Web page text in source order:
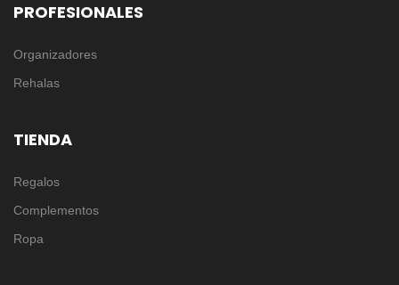
PROFESIONALES
Organizadores
Rehalas
TIENDA
Regalos
Complementos
Ropa